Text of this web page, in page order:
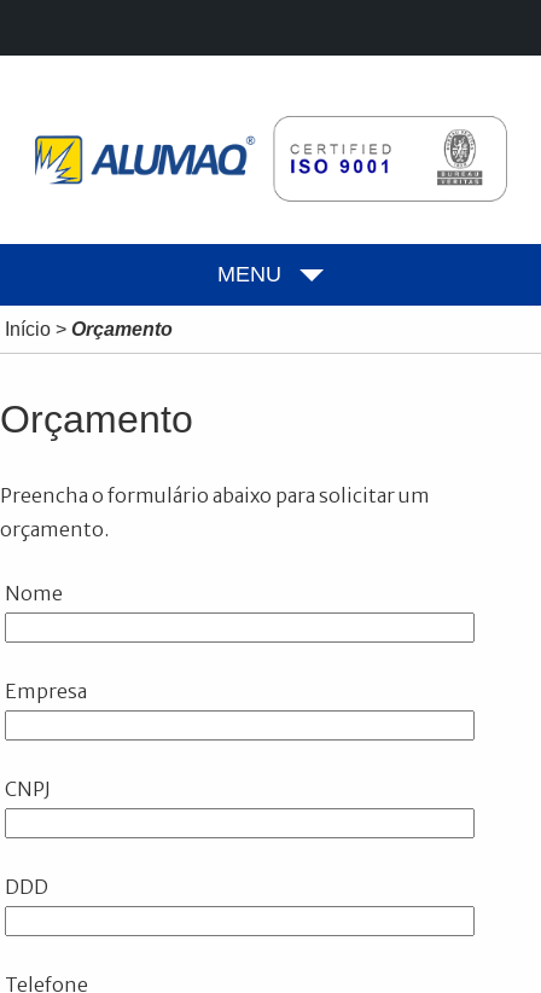
MENU
Início> Orçamento
Orçamento
Preencha o formulário abaixo para solicitar um
orçamento.
Nome
Empresa
CNPJ
DDD
Telefone